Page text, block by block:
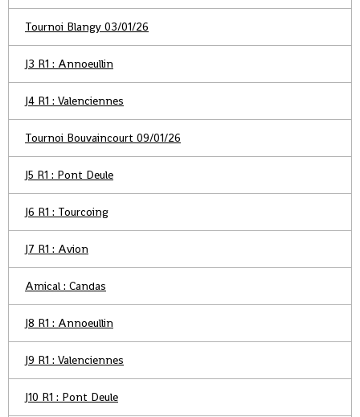
Tournoi Blangy 03/01/26
J3 R1 : Annoeullin
J4 R1 : Valenciennes
Tournoi Bouvaincourt 09/01/26
J5 R1 : Pont Deule
J6 R1 : Tourcoing
J7 R1 : Avion
Amical : Candas
J8 R1 : Annoeullin
J9 R1 : Valenciennes
J10 R1 : Pont Deule